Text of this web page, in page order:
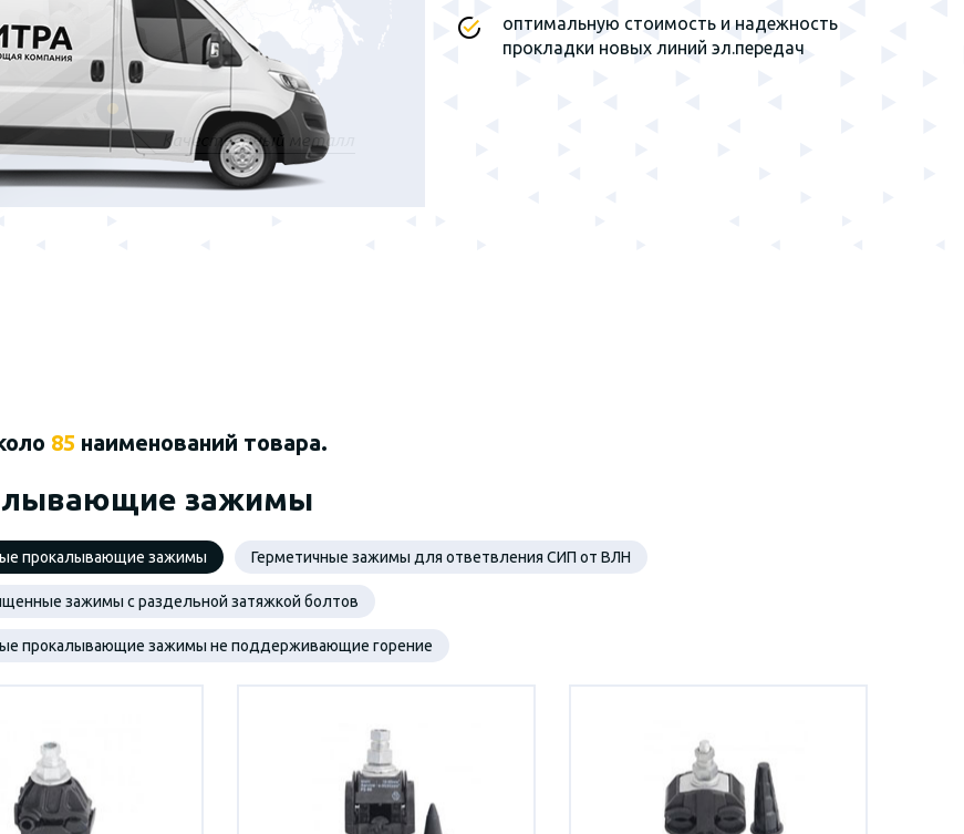
оптимальную стоимость и надежность
прокладки новых линий эл.передач
85 наименований товара.
зажимы
прокалывающие зажимы Герметичные зажимы для ответвления СИП от ВЛН
зажимы с раздельной затяжкой болтов
прокалывающие зажимы не поддерживающие горение